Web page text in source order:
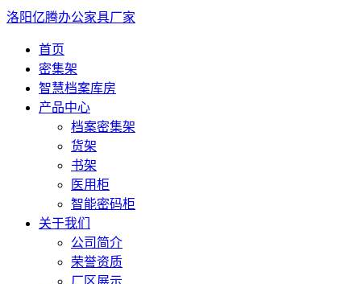
洛阳亿腾办公家具厂家
首页
密集架
智慧档案库房
产品中心
档案密集架
货架
书架
医用柜
智能密码柜
关于我们
公司简介
荣誉资质
厂区展示